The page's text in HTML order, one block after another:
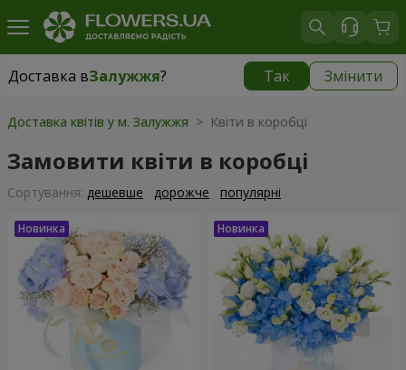
Доставка вЗалужжя? Так Змінити
Доставка вЗалужжя|
Доставка квітів у м. Залужжя > Квіти в коробці
Замовити квіти в коробці
Сортування: дешевше дорожче популярні